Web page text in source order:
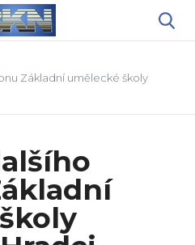
Základní umělecké školy